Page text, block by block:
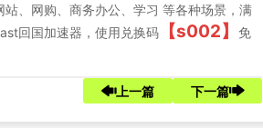
、网购、商务办公、学习 等各种场景，满
回国加速器，使用兑换码
【s002】
免
上一篇 下一篇